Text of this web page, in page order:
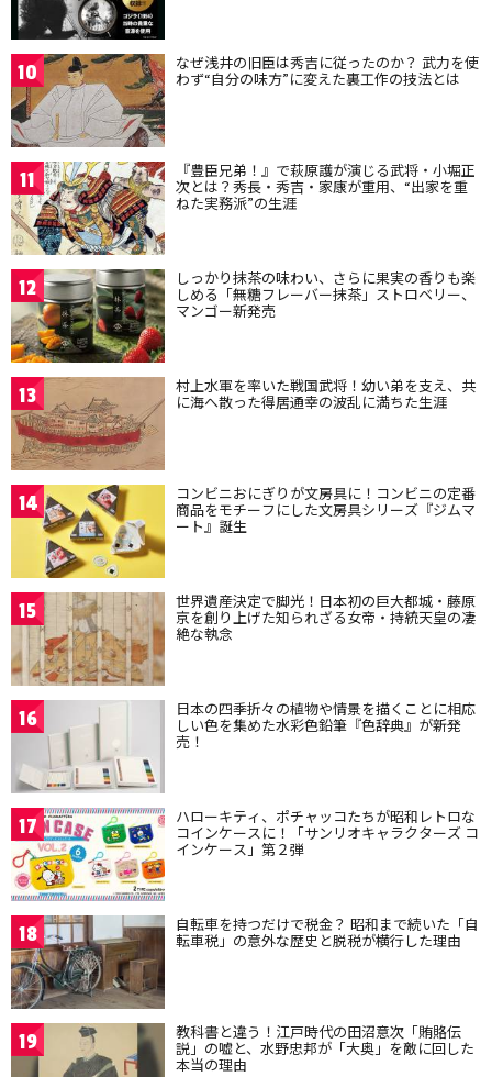
10 なぜ浅井の旧臣は秀吉に従ったのか？ 武力を使
わず“自分の味方”に変えた裏工作の技法とは
11 『豊臣兄弟！』で萩原護が演じる武将・小堀正
次とは？秀長・秀吉・家康が重用、“出家を重
ねた実務派”の生涯
12 しっかり抹茶の味わい、さらに果実の香りも楽
しめる「無糖フレーバー抹茶」ストロベリー、
マンゴー新発売
13 村上水軍を率いた戦国武将！幼い弟を支え、共
に海へ散った得居通幸の波乱に満ちた生涯
14 コンビニおにぎりが文房具に！コンビニの定番
商品をモチーフにした文房具シリーズ『ジムマ
ート』誕生
15 世界遺産決定で脚光！日本初の巨大都城・藤原
京を創り上げた知られざる女帝・持統天皇の凄
絶な執念
16 日本の四季折々の植物や情景を描くことに相応
しい色を集めた水彩色鉛筆『色辞典』が新発
売！
17 ハローキティ、ポチャッコたちが昭和レトロな
コインケースに！「サンリオキャラクターズ コ
インケース」第２弾
18 自転車を持つだけで税金？ 昭和まで続いた「自
転車税」の意外な歴史と脱税が横行した理由
19 教科書と違う！江戸時代の田沼意次「賄賂伝
説」の嘘と、水野忠邦が「大奥」を敵に回した
本当の理由